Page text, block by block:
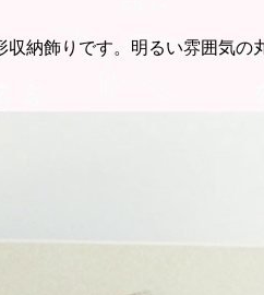
納飾りです。明るい雰囲気の